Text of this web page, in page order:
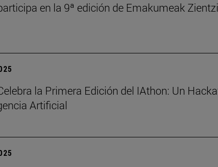
en la 9ª edición de Emakumeak
la Primera Edición del IAthon: Un
Artificial